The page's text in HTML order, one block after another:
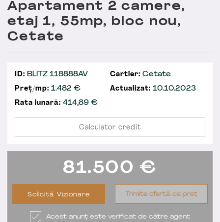
Apartament 2 camere,
etaj 1, 55mp, bloc nou,
Cetate
ID: BLITZ 118888AV Cartier: Cetate
Preț/mp: 1.482 € Actualizat: 10.10.2023
Rata lunară: 414,89€
Calculator credit
81.500 €
Solicită Vizionare Trimite ofertă de preț
Acest anunț este verificat de către agent